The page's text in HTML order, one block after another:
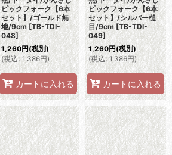
ピックフォーク【6本
セット】/ゴールド無
地/9cm [TB-TDI-
048]
1,260円(税別)
(税込: 1,386円)
カートに入れる
ピックフォーク【6本
セット】/シルバー槌
目/9cm [TB-TDI-
049]
1,260円(税別)
(税込: 1,386円)
カートに入れる